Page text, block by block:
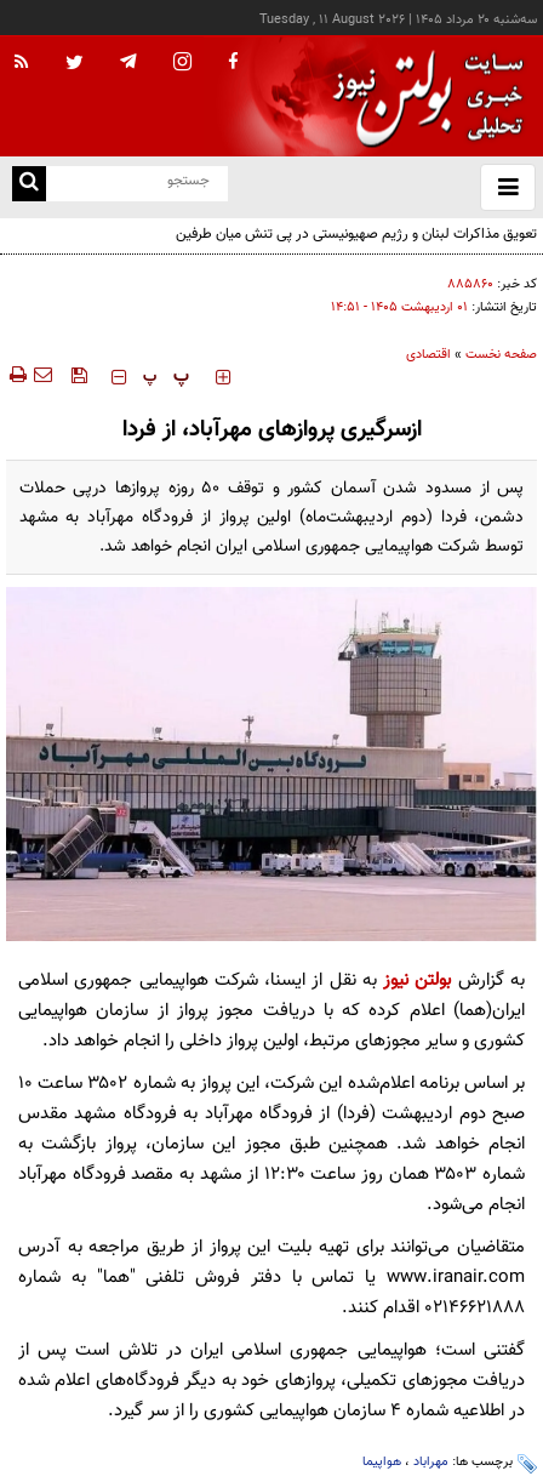
سه‌شنبه ۲۰ مرداد ۱۴۰۵ |
Tuesday , 11 August 2026
باز
و
تعویق مذاکرات لبنان و رژیم صهیونیستی در پی تنش میان طرفین
کد خبر: ۸۸۵۸۶۰
تاریخ انتشار: ۰۱ ارديبهشت ۱۴۰۵ - ۱۴:۵۱
صفحه نخست » اقتصادی
‍‍‍ پ پ
ازسرگیری پروازهای مهرآباد، از فردا
پس از مسدود شدن آسمان کشور و توقف ۵۰ روزه پروازها درپی حملات
دشمن، فردا (دوم اردیبهشت‌ماه) اولین پرواز از فرودگاه مهرآباد به مشهد
توسط شرکت هواپیمایی جمهوری اسلامی ایران انجام خواهد شد.
به گزارشبولتن نیوزبه نقل از ایسنا، شرکت هواپیمایی جمهوری اسلامی
ایران(هما) اعلام کرده که با دریافت مجوز پرواز از سازمان هواپیمایی
کشوری و سایر مجوزهای مرتبط، اولین پرواز داخلی را انجام خواهد داد.
بر اساس برنامه اعلام‌شده این شرکت، این پرواز به شماره ۳۵۰۲ ساعت ۱۰
صبح دوم اردیبهشت (فردا) از فرودگاه مهرآباد به فرودگاه مشهد مقدس
انجام خواهد شد. همچنین طبق مجوز این سازمان، پرواز بازگشت به
شماره ۳۵۰۳ همان روز ساعت ۱۲:۳۰ از مشهد به مقصد فرودگاه مهرآباد
انجام می‌شود.
متقاضیان می‌توانند برای تهیه بلیت این پرواز از طریق مراجعه به آدرس
www.iranair.com یا تماس با دفتر فروش تلفنی "هما" به شماره
۰۲۱۴۶۶۲۱۸۸۸ اقدام کنند.
گفتنی است؛ هواپیمایی جمهوری اسلامی ایران در تلاش است پس از
دریافت مجوزهای تکمیلی، پروازهای خود به دیگر فرودگاه‌های اعلام‌ شده
در اطلاعیه شماره ۴ سازمان هواپیمایی کشوری را از سر گیرد.
برچسب ها: مهراباد ، هواپیما